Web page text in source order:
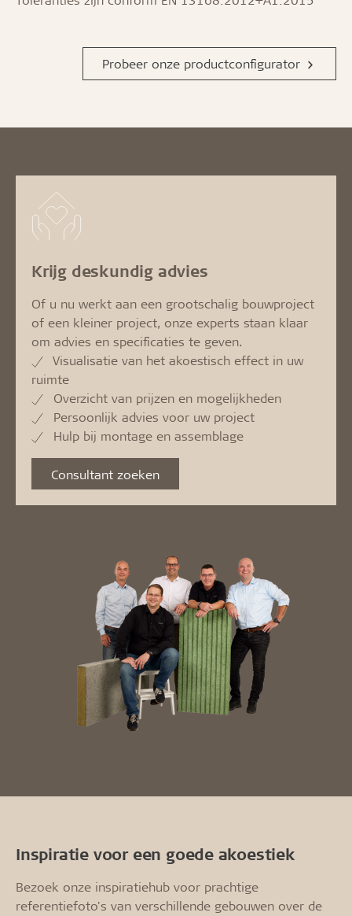
Probeer onze productconfigurator
Krijg deskundig advies
Of u nu werkt aan een grootschalig bouwproject
of een kleiner project, onze experts staan klaar
om advies en specificaties te geven.
Visualisatie van het akoestisch effect in uw
ruimte
Overzicht van prijzen en mogelijkheden
Persoonlijk advies voor uw project
Hulp bij montage en assemblage
Consultant zoeken
Inspiratie voor een goede akoestiek
Bezoek onze inspiratiehub voor prachtige
referentiefoto's van verschillende gebouwen over de